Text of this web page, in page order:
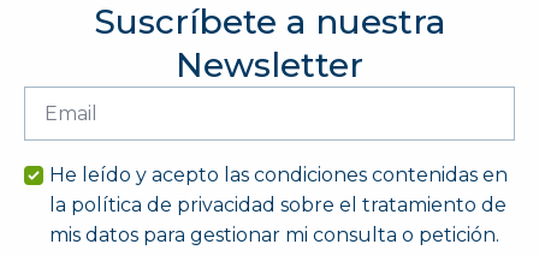
Suscríbete a nuestra
Newsletter
Email
He leído y acepto las condiciones contenidas en
la política de privacidad sobre el tratamiento de
mis datos para gestionar mi consulta o petición.